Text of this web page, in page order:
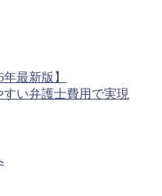
最新版】
い弁護士費用で実現